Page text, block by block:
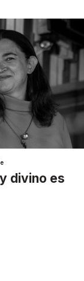
divino es